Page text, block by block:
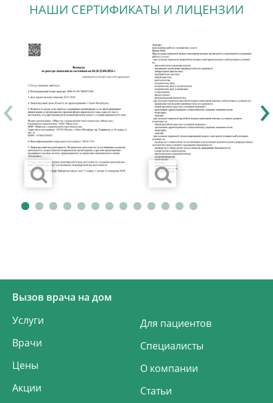
НАШИ СЕРТИФИКАТЫ И ЛИЦЕНЗИИ
‹ ›
Вызов врача на дом
Услуги
Врачи
Цены
Акции
Для пациентов
Специалисты
О компании
Статьи